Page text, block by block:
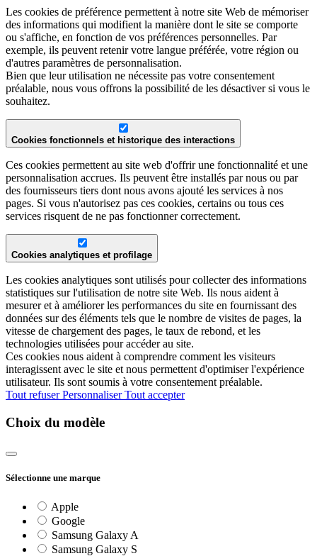
Les cookies de préférence permettent à notre site Web de mémoriser
des informations qui modifient la manière dont le site se comporte
ou s'affiche, en fonction de vos préférences personnelles. Par
exemple, ils peuvent retenir votre langue préférée, votre région ou
d'autres paramètres de personnalisation.
Bien que leur utilisation ne nécessite pas votre consentement
préalable, nous vous offrons la possibilité de les désactiver si vous le
souhaitez.
Cookies fonctionnels et historique des interactions
Ces cookies permettent au site web d'offrir une fonctionnalité et une
personnalisation accrues. Ils peuvent être installés par nous ou par
des fournisseurs tiers dont nous avons ajouté les services à nos
pages. Si vous n'autorisez pas ces cookies, certains ou tous ces
services risquent de ne pas fonctionner correctement.
Cookies analytiques et profilage
Les cookies analytiques sont utilisés pour collecter des informations
statistiques sur l'utilisation de notre site Web. Ils nous aident à
mesurer et à améliorer les performances du site en fournissant des
données sur des éléments tels que le nombre de visites de pages, la
vitesse de chargement des pages, le taux de rebond, et les
technologies utilisées pour accéder au site.
Ces cookies nous aident à comprendre comment les visiteurs
interagissent avec le site et nous permettent d'optimiser l'expérience
utilisateur. Ils sont soumis à votre consentement préalable.
Tout refuserPersonnaliserTout accepter
Choix du modèle
Sélectionne une marque
Apple
Google
Samsung Galaxy A
Samsung Galaxy S